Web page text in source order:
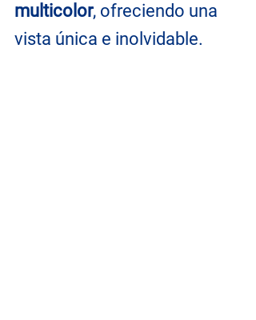
multicolor, ofreciendo una
vista única e inolvidable.